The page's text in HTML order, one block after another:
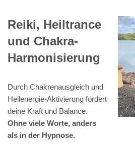
Reiki, Heiltrance
und Chakra-
Harmonisierung
Durch Chakrenausgleich und
Heilenergie-Aktivierung fördert
deine Kraft und Balance.
Ohne viele Worte, anders
als in der Hypnose.